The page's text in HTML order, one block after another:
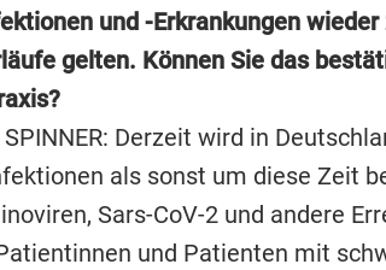
und -Erkrankungen
gelten. Können Sie das
SPINNER: Derzeit wird in
als sonst um diese Zeit
Sars-CoV-2 und andere
und Patienten mit